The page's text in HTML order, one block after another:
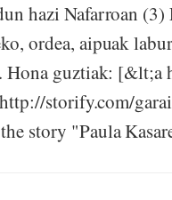
hazi Nafarroan
ordea, aipuak
Hona guztiak:
storify.com/
story "Paula